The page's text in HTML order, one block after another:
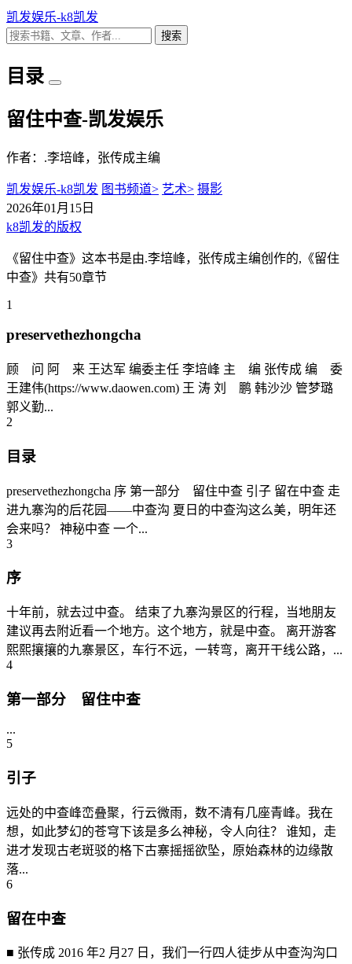
凯发娱乐-k8凯发
搜索
目录
留住中查-凯发娱乐
作者：.李培峰，张传成主编
凯发娱乐-k8凯发 图书频道> 艺术> 摄影
2026年01月15日
k8凯发的版权
《留住中查》这本书是由.李培峰，张传成主编创作的,《留住
中查》共有50章节
1
preservethezhongcha
顾 问 阿 来 王达军 编委主任 李培峰 主 编 张传成 编 委
王建伟(https://www.daowen.com) 王 涛 刘 鹏 韩沙沙 管梦璐
郭义勤...
2
目录
preservethezhongcha 序 第一部分 留住中查 引子 留在中查 走
进九寨沟的后花园——中查沟 夏日的中查沟这么美，明年还
会来吗？ 神秘中查 一个...
3
序
十年前，就去过中查。 结束了九寨沟景区的行程，当地朋友
建议再去附近看一个地方。这个地方，就是中查。 离开游客
熙熙攘攘的九寨景区，车行不远，一转弯，离开干线公路，...
4
第一部分 留住中查
...
5
引子
远处的中查峰峦叠聚，行云微雨，数不清有几座青峰。我在
想，如此梦幻的苍穹下该是多么神秘，令人向往？ 谁知，走
进才发现古老斑驳的格下古寨摇摇欲坠，原始森林的边缘散
落...
6
留在中查
■ 张传成 2016 年2 月27 日，我们一行四人徒步从中查沟沟口